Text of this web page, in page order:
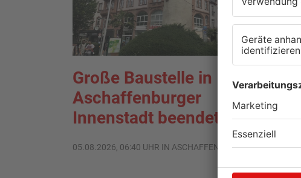
Große Baustelle in
Aschaffenburger
Innenstadt beendet
05.08.2026, 06:40 UHR IN ASCHAFFENBURG